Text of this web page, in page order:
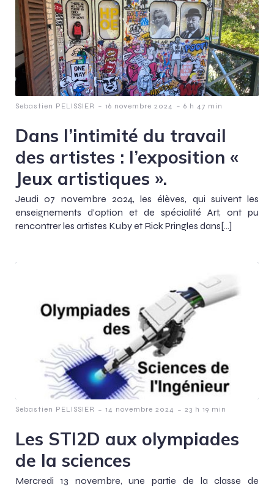
Sebastien PELISSIER - 16 novembre 2024 - 6 h 47 min
Dans l’intimité du travail
des artistes : l’exposition «
Jeux artistiques ».
Jeudi 07 novembre 2024, les élèves, qui suivent les
enseignements d’option et de spécialité Art, ont pu
rencontrer les artistes Kuby et Rick Pringles dans[…]
Sebastien PELISSIER - 14 novembre 2024 - 23 h 19 min
Les STI2D aux olympiades
de la sciences
Mercredi 13 novembre, une partie de la classe de